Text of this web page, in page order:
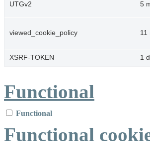
UTGv2 5
viewed_cookie_policy 11
XSRF-TOKEN 1
Functional
Functional
Functional